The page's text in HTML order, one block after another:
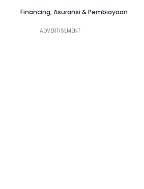
Financing, Asuransi & Pembiayaan